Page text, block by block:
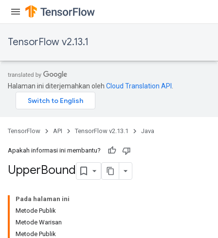
TensorFlow v2.13.1
Halaman ini diterjemahkan oleh Cloud Translation API
TensorFlow API TensorFlow v2.13.1 Java
Apakah informasi ini membantu?
UpperBound
Pada halaman ini
Metode Publik
Metode Warisan
Metode Publik